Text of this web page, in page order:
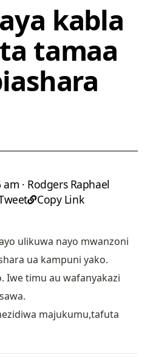
kabla
tamaa
· Rodgers Raphael
Copy Link
ulikuwa nayo mwanzoni
ua kampuni yako.
Iwe timu au wafanyakazi
majukumu,tafuta